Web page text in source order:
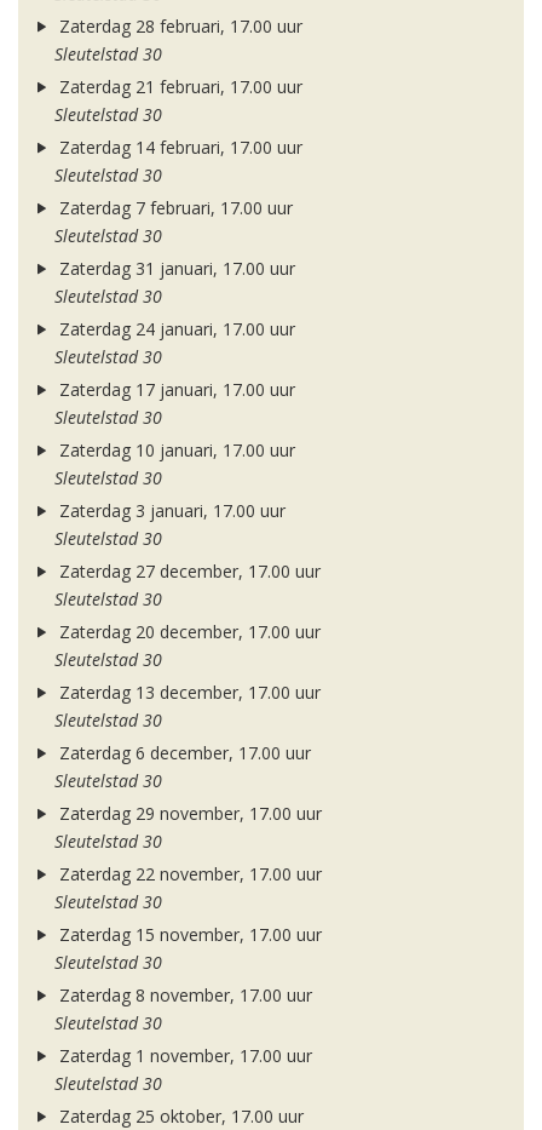
Zaterdag 28 februari, 17.00 uur
Sleutelstad 30
Zaterdag 21 februari, 17.00 uur
Sleutelstad 30
Zaterdag 14 februari, 17.00 uur
Sleutelstad 30
Zaterdag 7 februari, 17.00 uur
Sleutelstad 30
Zaterdag 31 januari, 17.00 uur
Sleutelstad 30
Zaterdag 24 januari, 17.00 uur
Sleutelstad 30
Zaterdag 17 januari, 17.00 uur
Sleutelstad 30
Zaterdag 10 januari, 17.00 uur
Sleutelstad 30
Zaterdag 3 januari, 17.00 uur
Sleutelstad 30
Zaterdag 27 december, 17.00 uur
Sleutelstad 30
Zaterdag 20 december, 17.00 uur
Sleutelstad 30
Zaterdag 13 december, 17.00 uur
Sleutelstad 30
Zaterdag 6 december, 17.00 uur
Sleutelstad 30
Zaterdag 29 november, 17.00 uur
Sleutelstad 30
Zaterdag 22 november, 17.00 uur
Sleutelstad 30
Zaterdag 15 november, 17.00 uur
Sleutelstad 30
Zaterdag 8 november, 17.00 uur
Sleutelstad 30
Zaterdag 1 november, 17.00 uur
Sleutelstad 30
Zaterdag 25 oktober, 17.00 uur